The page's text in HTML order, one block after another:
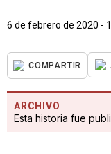
6 de febrero de 2020 -
COMPARTIR
ARCHIVO
Esta historia fue